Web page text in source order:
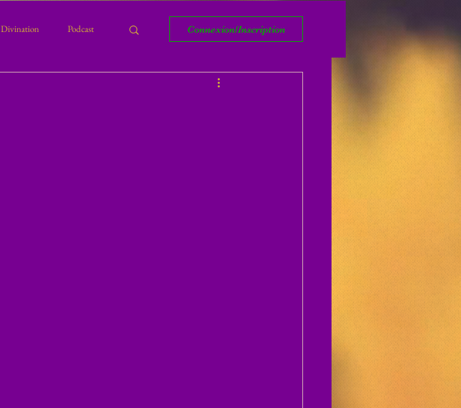
Divination Podcast Connexion/Inscription